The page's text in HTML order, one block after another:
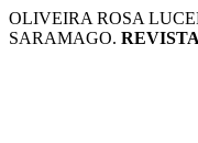
OLIVEIRA ROSA
SARAMAGO.